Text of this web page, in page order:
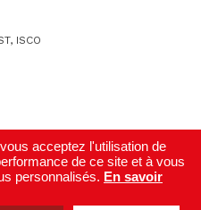
ISCO
acceptez l'utilisation de
de ce site et à vous
personnalisés. En savoir